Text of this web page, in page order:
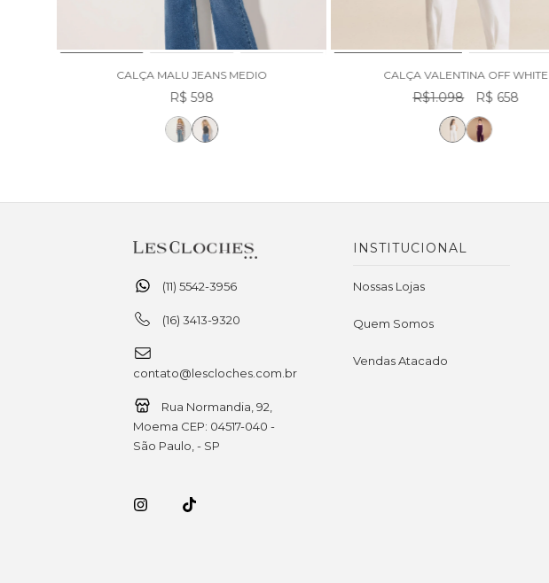
CALÇA MALU JEANS MEDIO
R$ 598
CALÇA VALENTINA OFF WHITE
R$1.098 R$ 658
(11) 5542-3956
(16) 3413-9320
contato@lescloches.com.br
Rua Normandia, 92,
Moema CEP: 04517-040 -
São Paulo, - SP
INSTITUCIONAL
Nossas Lojas
Quem Somos
Vendas Atacado